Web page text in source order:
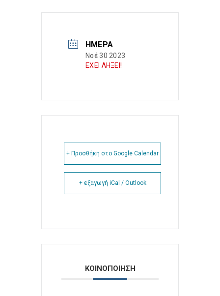
ΗΜΈΡΑ
Νοέ 30 2023
ΕΧΕΙ ΛΗΞΕΙ!
+ Προσθήκη στο Google Calendar
+ εξαγωγή iCal / Outlook
ΚΟΙΝΟΠΟΙΗΣΗ